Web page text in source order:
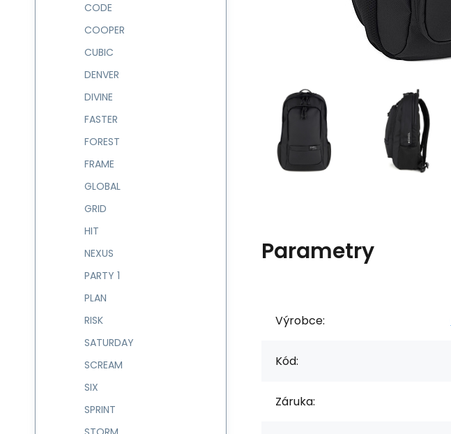
Parametry
Výrobce:
Kód:
Záruka:
CODE
COOPER
CUBIC
DENVER
DIVINE
FASTER
FOREST
FRAME
GLOBAL
GRID
HIT
NEXUS
PARTY 1
PLAN
RISK
SATURDAY
SCREAM
SIX
SPRINT